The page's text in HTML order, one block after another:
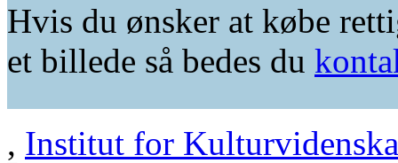
Hvis du ønsker at købe
et billede så bedes du
, Institut for